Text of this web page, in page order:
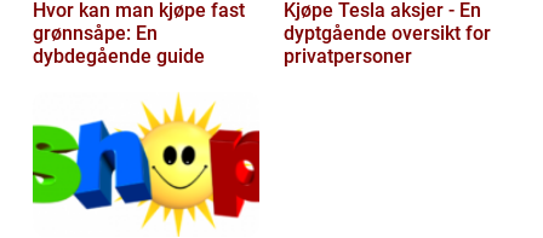
Hvor kan man kjøpe fast
grønnsåpe: En
dybdegående guide
Kjøpe Tesla aksjer - En
dyptgående oversikt for
privatpersoner